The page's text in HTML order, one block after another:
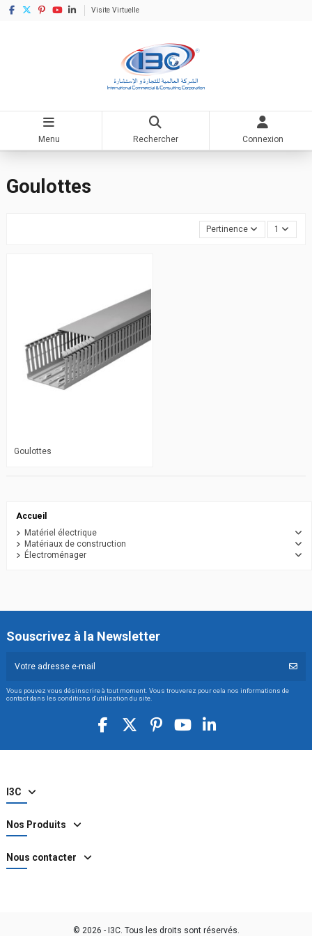
Visite Virtuelle
Menu Rechercher Connexion
Matériel électrique Conduite pour câbles électriques Goulottes
Goulottes
Pertinence 1
Goulottes
Accueil
Matériel électrique
Matériaux de construction
Électroménager
Souscrivez à la Newsletter
Vous pouvez vous désinscrire à tout moment. Vous trouverez pour cela nos informations de
contact dans les conditions d'utilisation du site.
I3C
Nos Produits
Nous contacter
© 2026 - I3C. Tous les droits sont réservés.